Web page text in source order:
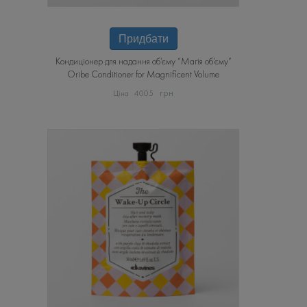
Придбати
Кондиціонер для надання об’єму “Магія об’єму”
Oribe Conditioner for Magnificent Volume
4005 грн